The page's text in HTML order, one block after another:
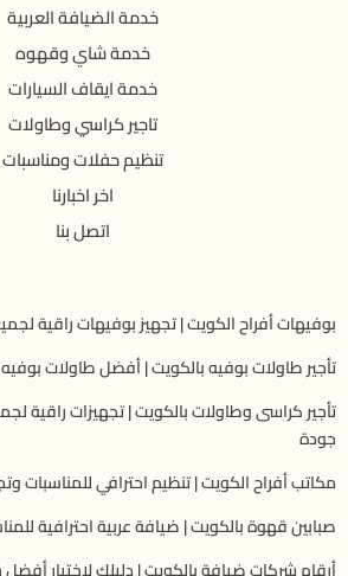
خدمة الضيافة العربية
خدمة شاي وقهوه
خدمة ايقاف السيارات
تاجير كراسي وطاولات
تنظيم حفلات ومناسبات
اخر اخبارنا
اتصل بنا
بوفيهات أفراح الكويت | تجهيز بوفيهات راقية
تأجير طاولات بوفيه بالكويت | أفضل طاولات
تأجير كراسى وطاولات بالكويت | تجهيزات راقية
جودة
مكاتب أفراح الكويت | تنظيم احترافي للمناسبات
صبابين قهوة بالكويت | ضيافة عربية احترافية